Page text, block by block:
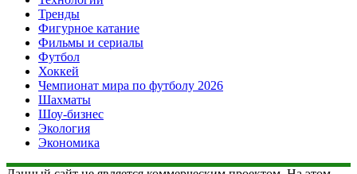
Тренды
Фигурное катание
Фильмы и сериалы
Футбол
Хоккей
Чемпионат мира по футболу 2026
Шахматы
Шоу-бизнес
Экология
Экономика